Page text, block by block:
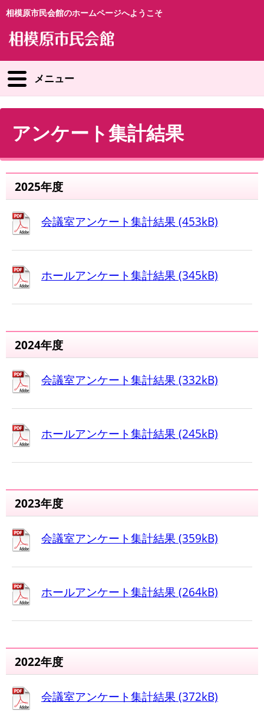
相模原市民会館のホームページへようこそ
メニュー
アンケート集計結果
2025年度
会議室アンケート集計結果 (453kB)
ホールアンケート集計結果 (345kB)
2024年度
会議室アンケート集計結果 (332kB)
ホールアンケート集計結果 (245kB)
2023年度
会議室アンケート集計結果 (359kB)
ホールアンケート集計結果 (264kB)
2022年度
会議室アンケート集計結果 (372kB)